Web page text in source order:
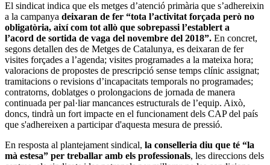
El sindicat indica que els metges d’atenció primària que s’adhereixin
a la campanya deixaran de fer “tota l’activitat forçada però no
obligatòria, així com tot allò que sobrepassi l’establert a
l’acord de sortida de vaga del novembre del 2018”. En concret,
segons detallen des de Metges de Catalunya, es deixaran de fer
visites forçades a l’agenda; visites programades a la mateixa hora;
valoracions de propostes de prescripció sense temps clínic assignat;
tramitacions o revisions d’incapacitats temporals no programades;
contratorns, doblatges o prolongacions de jornada de manera
continuada per pal·liar mancances estructurals de l’equip. Això,
doncs, tindrà un fort impacte en el funcionament dels CAP del país
que s'adhereixen a participar d'aquesta mesura de pressió.
En resposta al plantejament sindical, la conselleria diu que té “la
mà estesa” per treballar amb els professionals, les direccions dels